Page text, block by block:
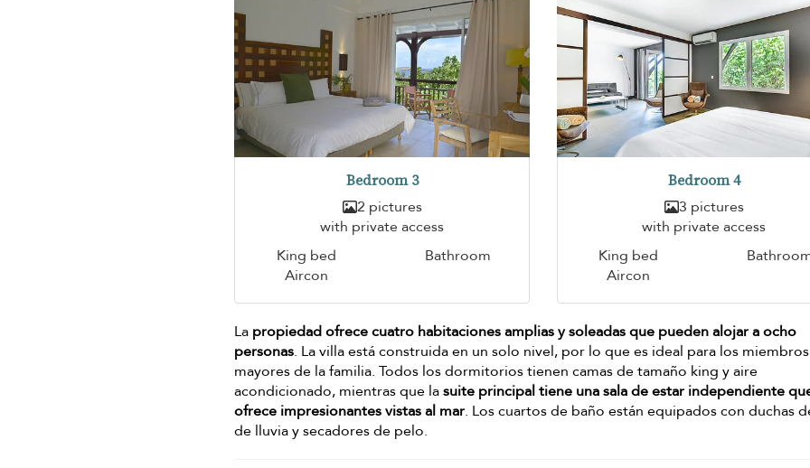
Bedroom 3
2 pictures
with private access
King bed
Bathroom
Aircon
Bedroom 4
3 pictures
with private access
King bed
Aircon
La propiedad ofrece cuatro habitaciones amplias y soleadas que pueden alojar a ocho
personas. La villa está construida en un solo nivel, por lo que es ideal para los miembros
mayores de la familia. Todos los dormitorios tienen camas de tamaño king y aire
acondicionado, mientras que lasuite principal tiene una sala de estar independiente
ofrece impresionantes vistas al mar. Los cuartos de baño están equipados con duchas
de lluvia y secadores de pelo.